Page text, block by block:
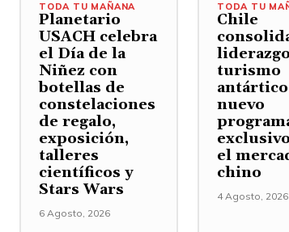
TODA TU MAÑANA
Planetario
USACH celebra
el Día de la
Niñez con
botellas de
constelaciones
de regalo,
exposición,
talleres
científicos y
Stars Wars
6 Agosto, 2026
TODA TU
Chile
turismo
nuevo
el
chino
4 Agosto, 2026